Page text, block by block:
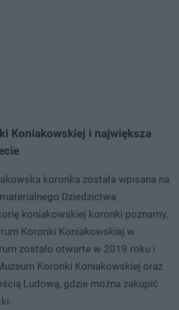
Koniakowskiej i największa
koronka została wpisana na
Dziedzictwa
koniakowskiej koronki poznamy,
Koronki Koniakowskiej w
zostało otwarte w 2019 roku i
Koronki Koniakowskiej oraz
Ludową, gdzie można zakupić